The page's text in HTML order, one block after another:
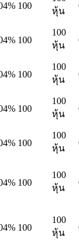
100
หุ้น
100
100
หุ้น
100
100
หุ้น
100
100
หุ้น
100
100
หุ้น
100
100
หุ้น
100
100
หุ้น